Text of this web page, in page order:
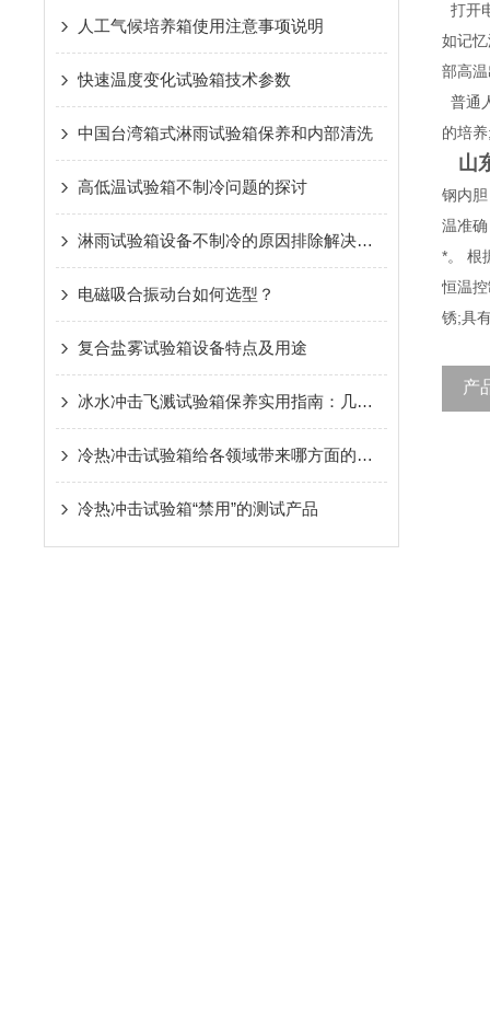
人工气候培养箱使用注意事项说明
快速温度变化试验箱技术参数
中国台湾箱式淋雨试验箱保养和内部清洗
高低温试验箱不制冷问题的探讨
淋雨试验箱设备不制冷的原因排除解决方法
电磁吸合振动台如何选型？
复合盐雾试验箱设备特点及用途
冰水冲击飞溅试验箱保养实用指南：几步操作，让设备耐用又省心
冷热冲击试验箱给各领域带来哪方面的好处
冷热冲击试验箱“禁用”的测试产品
打开
如记
部高
普通
的培
山
钢内
温准
*。 根
恒温
锈;具
产